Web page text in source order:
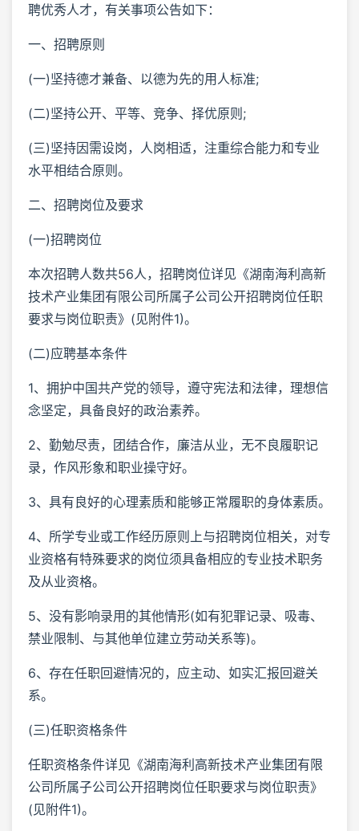
聘优秀人才，有关事项公告如下：
一、招聘原则
(一)坚持德才兼备、以德为先的用人标准;
(二)坚持公开、平等、竞争、择优原则;
(三)坚持因需设岗，人岗相适，注重综合能力和专业
水平相结合原则。
二、招聘岗位及要求
(一)招聘岗位
本次招聘人数共56人，招聘岗位详见《湖南海利高新
技术产业集团有限公司所属子公司公开招聘岗位任职
要求与岗位职责》(见附件1)。
(二)应聘基本条件
1、拥护中国共产党的领导，遵守宪法和法律，理想信
念坚定，具备良好的政治素养。
2、勤勉尽责，团结合作，廉洁从业，无不良履职记
录，作风形象和职业操守好。
3、具有良好的心理素质和能够正常履职的身体素质。
4、所学专业或工作经历原则上与招聘岗位相关，对专
业资格有特殊要求的岗位须具备相应的专业技术职务
及从业资格。
5、没有影响录用的其他情形(如有犯罪记录、吸毒、
禁业限制、与其他单位建立劳动关系等)。
6、存在任职回避情况的，应主动、如实汇报回避关
系。
(三)任职资格条件
任职资格条件详见《湖南海利高新技术产业集团有限
公司所属子公司公开招聘岗位任职要求与岗位职责》
(见附件1)。